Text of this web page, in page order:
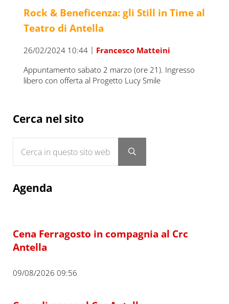
Rock & Beneficenza: gli Still in Time al
Teatro di Antella
26/02/2024 10:44 | Francesco Matteini
Appuntamento sabato 2 marzo (ore 21). Ingresso
libero con offerta al Progetto Lucy Smile
Sidebar
Cerca nel sito
Submit search
Agenda
Cena Ferragosto in compagnia al Crc
Antella
09/08/2026 09:56